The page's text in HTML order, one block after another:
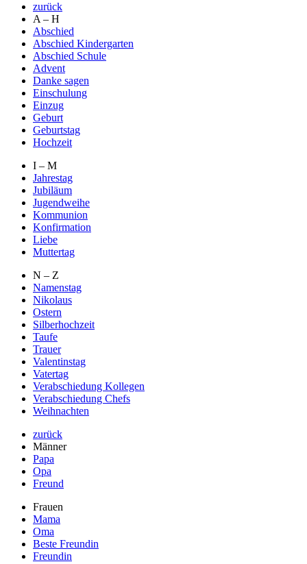
zurück
A – H
Abschied
Abschied Kindergarten
Abschied Schule
Advent
Danke sagen
Einschulung
Einzug
Geburt
Geburtstag
Hochzeit
I – M
Jahrestag
Jubiläum
Jugendweihe
Kommunion
Konfirmation
Liebe
Muttertag
N – Z
Namenstag
Nikolaus
Ostern
Silberhochzeit
Taufe
Trauer
Valentinstag
Vatertag
Verabschiedung Kollegen
Verabschiedung Chefs
Weihnachten
zurück
Männer
Papa
Opa
Freund
Frauen
Mama
Oma
Beste Freundin
Freundin